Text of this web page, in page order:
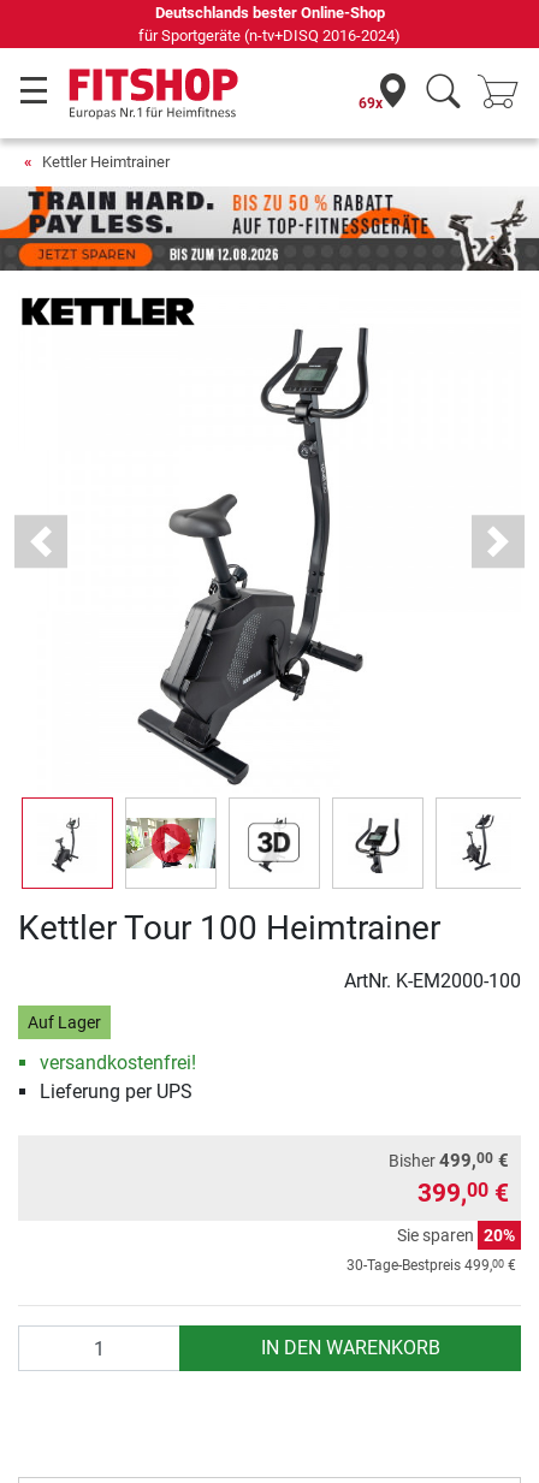
Seit 42 Jahren Ihr Experte für Heimfitness
69x
Kettler Heimtrainer
Previous Next
Kettler Tour 100 Heimtrainer
ArtNr. K-EM2000-100
Auf Lager
versandkostenfrei!
Lieferung per UPS
Bisher499,00 €
399,00 €
Sie sparen 20%
30-Tage-Bestpreis 499,00 €
IN DEN WARENKORB